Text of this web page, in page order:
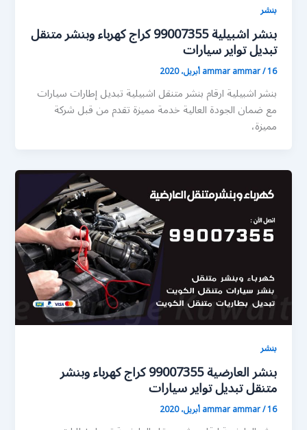
بنشر
بنشر اشبيلية 99007355 كراج كهرباء وبنشر متنقل
تبديل تواير سيارات
ammar ammar/16 أبريل، 2020
بنشر اشبيلية ارقام بنشر متنقل اشبيلية تبديل إطارات سيارات
مع ضمان الجودة العالية خدمة مميزة تقدم من قبل شركة
مميزة،
بنشر
بنشر العارضية 99007355 كراج كهرباء وبنشر
متنقل تبديل تواير سيارات
ammar ammar/16 أبريل، 2020